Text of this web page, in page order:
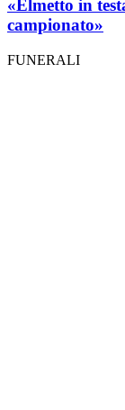
«Elmetto in
campionato»
FUNERALI